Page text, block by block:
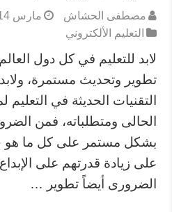
مصطفى الحشاش
مارس 14, 2019
التعليم الألكتروني
لابد للتعليم في كل دول
تطوير وتحديث مستمرة،
التقنيات الحديثة في التعليم
الحالى ومتطلباته، فمن
بشكل مستمر على كل ما هو
على زيادة قدرتهم على
الضرورى أيضاً تطوير …